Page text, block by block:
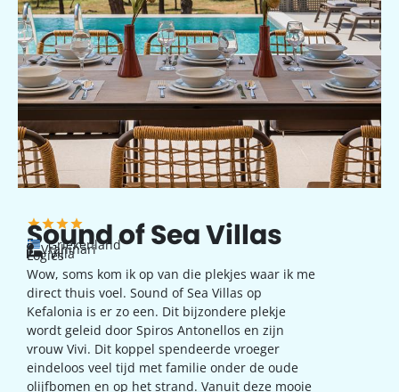
Sound of Sea Villas
Griekenland
Vrahinari
Villa
Logies
Wow, soms kom ik op van die plekjes waar ik me
direct thuis voel. Sound of Sea Villas op
Kefalonia is er zo een. Dit bijzondere plekje
wordt geleid door Spiros Antonellos en zijn
vrouw Vivi. Dit koppel spendeerde vroeger
eindeloos veel tijd met familie onder de oude
olijfbomen en op het strand. Vanuit deze mooie